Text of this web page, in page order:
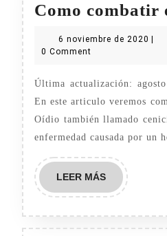
Como combatir
6 noviembre de 2020 6
0 Comment
Última actualización:
En este articulo veremos
Oídio también llamado
enfermedad causada por un
LEER MÁSLEER
MÁS